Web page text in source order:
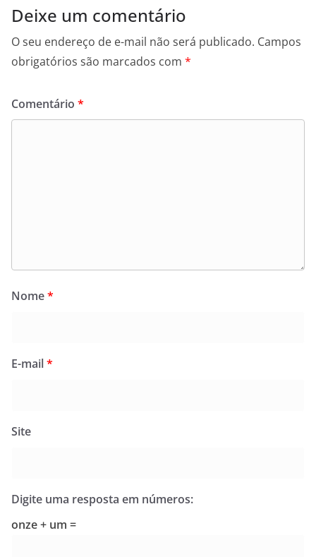
Deixe um comentário
O seu endereço de e-mail não será publicado. Campos
obrigatórios são marcados com *
Comentário *
Nome*
E-mail*
Site
Digite uma resposta em números:
onze + um =